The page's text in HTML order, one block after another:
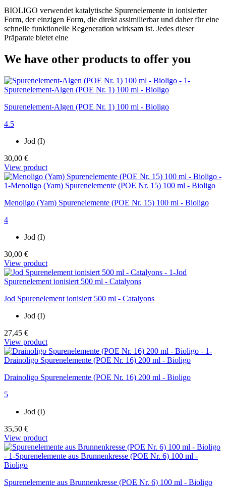
BIOLIGO verwendet katalytische Spurenelemente in ionisierter
Form, der einzigen Form, die direkt assimilierbar und daher für eine
schnelle funktionelle Regeneration wirksam ist. Jedes dieser
Präparate bietet eine
We have other products to offer you
Spurenelement-Algen (POE Nr. 1) 100 ml - Bioligo
4.5
Jod (I)
30,00 €
View product
Menoligo (Yam) Spurenelemente (POE Nr. 15) 100 ml - Bioligo
4
Jod (I)
30,00 €
View product
Jod Spurenelement ionisiert 500 ml - Catalyons
Jod (I)
27,45 €
View product
Drainoligo Spurenelemente (POE Nr. 16) 200 ml - Bioligo
5
Jod (I)
35,50 €
View product
Spurenelemente aus Brunnenkresse (POE Nr. 6) 100 ml - Bioligo